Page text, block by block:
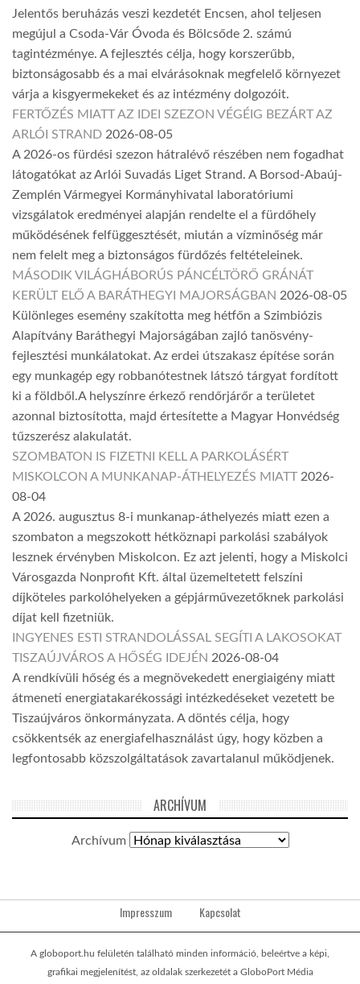
Jelentős beruházás veszi kezdetét Encsen, ahol teljesen
megújul a Csoda-Vár Óvoda és Bölcsőde 2. számú
tagintézménye. A fejlesztés célja, hogy korszerűbb,
biztonságosabb és a mai elvárásoknak megfelelő környezet
várja a kisgyermekeket és az intézmény dolgozóit.
FERTŐZÉS MIATT AZ IDEI SZEZON VÉGÉIG BEZÁRT AZ
ARLÓI STRAND 2026-08-05
A 2026-os fürdési szezon hátralévő részében nem fogadhat
látogatókat az Arlói Suvadás Liget Strand. A Borsod-Abaúj-
Zemplén Vármegyei Kormányhivatal laboratóriumi
vizsgálatok eredményei alapján rendelte el a fürdőhely
működésének felfüggesztését, miután a vízminőség már
nem felelt meg a biztonságos fürdőzés feltételeinek.
MÁSODIK VILÁGHÁBORÚS PÁNCÉLTÖRŐ GRÁNÁT
KERÜLT ELŐ A BARÁTHEGYI MAJORSÁGBAN 2026-08-05
Különleges esemény szakította meg hétfőn a Szimbiózis
Alapítvány Baráthegyi Majorságában zajló tanösvény-
fejlesztési munkálatokat. Az erdei útszakasz építése során
egy munkagép egy robbanótestnek látszó tárgyat fordított
ki a földből.A helyszínre érkező rendőrjárőr a területet
azonnal biztosította, majd értesítette a Magyar Honvédség
tűzszerész alakulatát.
SZOMBATON IS FIZETNI KELL A PARKOLÁSÉRT
MISKOLCON A MUNKANAP-ÁTHELYEZÉS MIATT 2026-
08-04
A 2026. augusztus 8-i munkanap-áthelyezés miatt ezen a
szombaton a megszokott hétköznapi parkolási szabályok
lesznek érvényben Miskolcon. Ez azt jelenti, hogy a Miskolci
Városgazda Nonprofit Kft. által üzemeltetett felszíni
díjköteles parkolóhelyeken a gépjárművezetőknek parkolási
díjat kell fizetniük.
INGYENES ESTI STRANDOLÁSSAL SEGÍTI A LAKOSOKAT
TISZAÚJVÁROS A HŐSÉG IDEJÉN 2026-08-04
A rendkívüli hőség és a megnövekedett energiaigény miatt
átmeneti energiatakarékossági intézkedéseket vezetett be
Tiszaújváros önkormányzata. A döntés célja, hogy
csökkentsék az energiafelhasználást úgy, hogy közben a
legfontosabb közszolgáltatások zavartalanul működjenek.
ARCHÍVUM
Archívum
Impresszum Kapcsolat
A globoport.hu felületén található minden információ, beleértve a képi,
grafikai megjelenítést, az oldalak szerkezetét a GloboPort Média